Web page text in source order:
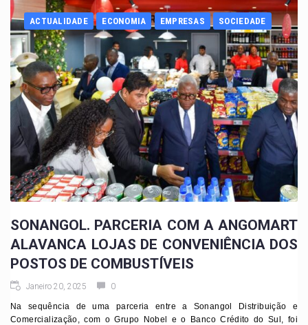
ACTUALIDADE ECONOMIA EMPRESAS SOCIEDADE
SONANGOL. PARCERIA COM A ANGOMART
ALAVANCA LOJAS DE CONVENIÊNCIA DOS
POSTOS DE COMBUSTÍVEIS
Janeiro 20, 2025 0
Na sequência de uma parceria entre a Sonangol Distribuição e
Comercialização, com o Grupo Nobel e o Banco Crédito do Sul, foi